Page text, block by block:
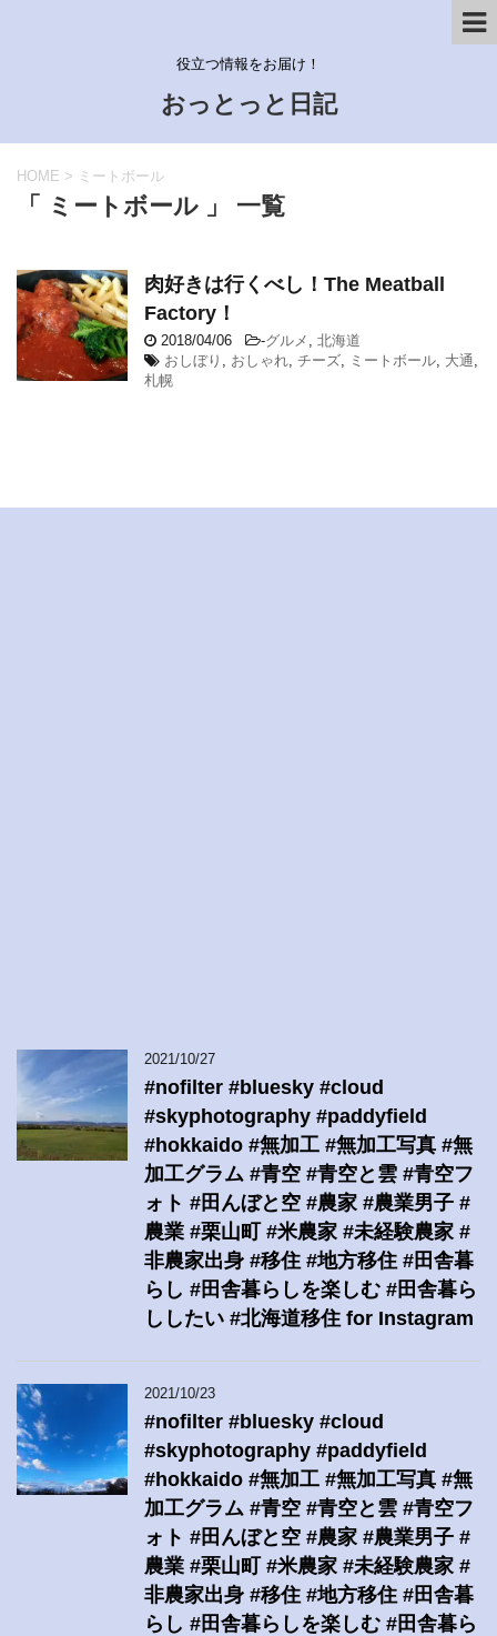
役立つ情報をお届け！
おっとっと日記
HOME > ミートボール
「 ミートボール 」 一覧
肉好きは行くべし！The Meatball
Factory！
2018/04/06 -グルメ , 北海道
おしぼり , おしゃれ, チーズ, ミートボール, 大通,
札幌
2021/10/27
#nofilter #bluesky #cloud
#skyphotography #paddyfield
#hokkaido #無加工 #無加工写真 #無
加工グラム #青空 #青空と雲 #青空フ
ォト #田んぼと空 #農家 #農業男子 #
農業 #栗山町 #米農家 #未経験農家 #
非農家出身 #移住 #地方移住 #田舎暮
らし #田舎暮らしを楽しむ #田舎暮ら
ししたい #北海道移住 for Instagram
2021/10/23
#nofilter #bluesky #cloud
#skyphotography #paddyfield
#hokkaido #無加工 #無加工写真 #無
加工グラム #青空 #青空と雲 #青空フ
ォト #田んぼと空 #農家 #農業男子 #
農業 #栗山町 #米農家 #未経験農家 #
非農家出身 #移住 #地方移住 #田舎暮
らし #田舎暮らしを楽しむ #田舎暮ら